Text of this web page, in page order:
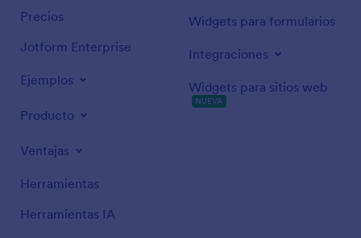
Precios
Jotform Enterprise
Ejemplos
Producto
Ventajas
Herramientas
Herramientas IA
Widgets para formularios
Integraciones
Widgets para sitios web
NUEVA